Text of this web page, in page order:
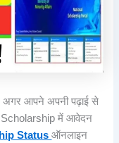
अगर आपने अपनी पढ़ाई से
Scholarship में आवेदन
Statusऑनलाइन